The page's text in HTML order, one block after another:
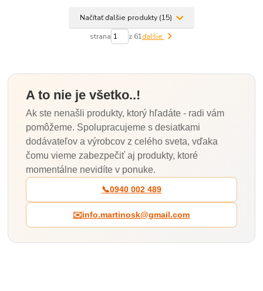
Načítať ďalšie produkty (15)
strana z 61ďalšie
A to nie je všetko..!
Ak ste nenašli produkty, ktorý hľadáte - radi vám
pomôžeme. Spolupracujeme s desiatkami
dodávateľov a výrobcov z celého sveta, vďaka
čomu vieme zabezpečiť aj produkty, ktoré
momentálne nevidíte v ponuke.
📞0940 002 489
✉️info.martinosk@gmail.com